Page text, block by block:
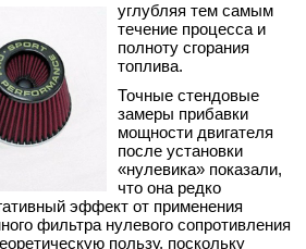
углубляя тем самым
течение процесса и
полноту сгорания
топлива.
Точные стендовые
замеры прибавки
мощности двигателя
после установки
«нулевика» показали,
что она редко
эффект от применения
фильтра нулевого сопротивления
пользу, поскольку